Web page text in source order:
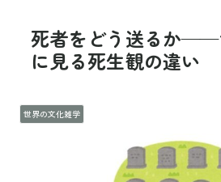
死者をどう送るか——
に見る死生観の違い
世界の文化雑学